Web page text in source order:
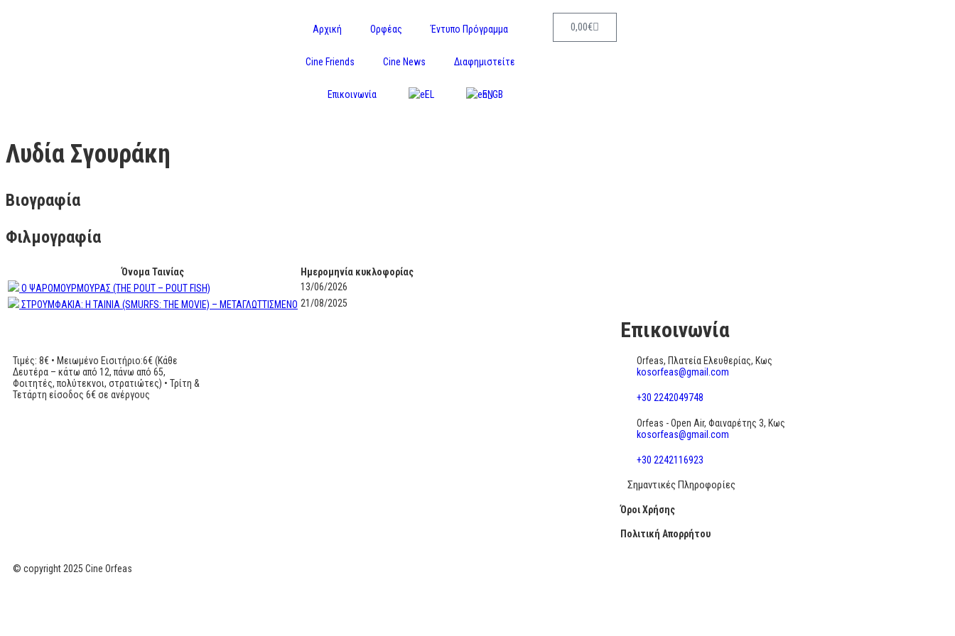
Αρχική Ορφέας Έντυπο Πρόγραμμα
Cine Friends Cine News Διαφημιστείτε
Επικοινωνία EL EN
0,00€
Λυδία Σγουράκη
Βιογραφία
Φιλμογραφία
Όνομα Ταινίας
Ημερομηνία κυκλοφορίας
Ο ΨΑΡΟΜΟΥΡΜΟΥΡΑΣ (THE POUT – POUT FISH)
13/06/2026
ΣΤΡΟΥΜΦΑΚΙΑ: H TAINIA (SMURFS: THE MOVIE) – ΜΕΤΑΓΛΩΤΤΙΣΜΕΝΟ 21/08/2025
Τιμές: 8€ • Μειωμένο Εισιτήριο:6€ (Κάθε
Δευτέρα – κάτω από 12, πάνω από 65,
Φοιτητές, πολύτεκνοι, στρατιώτες) • Τρίτη &
Τετάρτη είσοδος 6€ σε ανέργους
Επικοινωνία
Orfeas, Πλατεία Ελευθερίας, Κως
kosorfeas@gmail.com
+30 2242049748
Orfeas - Open Air, Φαιναρέτης 3, Κως
kosorfeas@gmail.com
+30 2242116923
Σημαντικές Πληροφορίες
Όροι Χρήσης
Πολιτική Απορρήτου
© copyright 2025 Cine Orfeas